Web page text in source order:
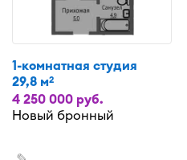
1-комнатная студия
29,8 м2
4 250 000 руб.
Новый бронный